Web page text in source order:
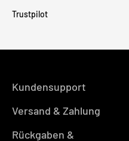
Trustpilot
Kundensupport
Versand & Zahlung
Rückgaben &